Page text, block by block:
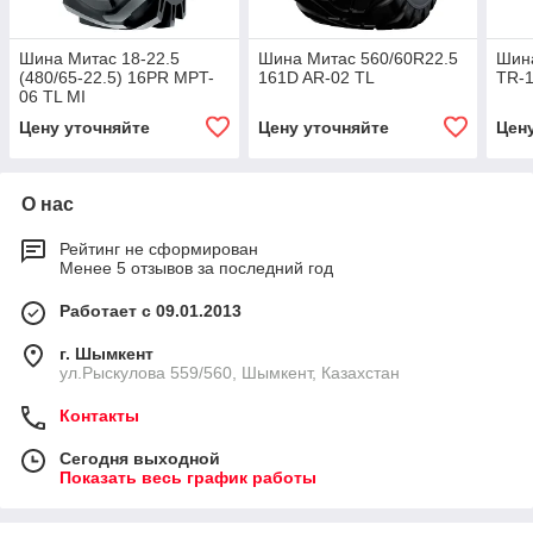
Шина Митас 18-22.5
(480/65-22.5) 16PR MPT-
06 TL MI
Цену уточняйте
Шина Митас 560/60R22.5
161D AR-02 TL
Цену уточняйте
TR-
О нас
Рейтинг не сформирован
Менее 5 отзывов за последний год
Работает с 09.01.2013
г. Шымкент
ул.Рыскулова 559/560, Шымкент, Казахстан
Контакты
Сегодня выходной
Показать весь график работы